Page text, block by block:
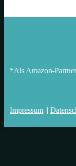
*Als Amazon-
Impressum ||